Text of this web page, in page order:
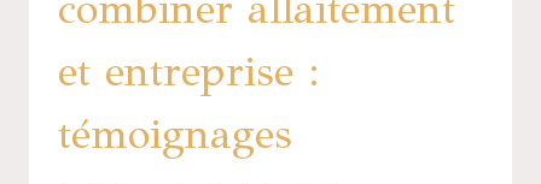
et entreprise :
témoignages